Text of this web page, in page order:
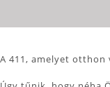
A 411, amelyet